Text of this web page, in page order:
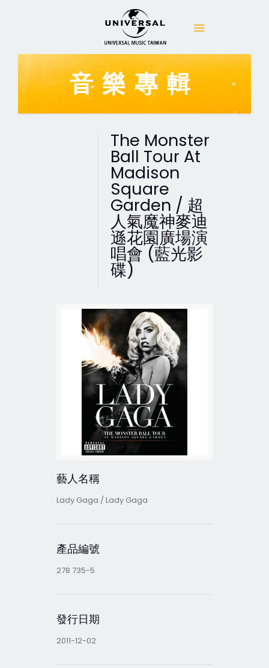
音樂專輯
The Monster
Ball Tour At
Madison
Square
Garden / 超
人氣魔神麥迪
遜花園廣場演
唱會 (藍光影
碟)
藝人名稱
Lady Gaga / Lady Gaga
產品編號
278 735-5
發行日期
2011-12-02